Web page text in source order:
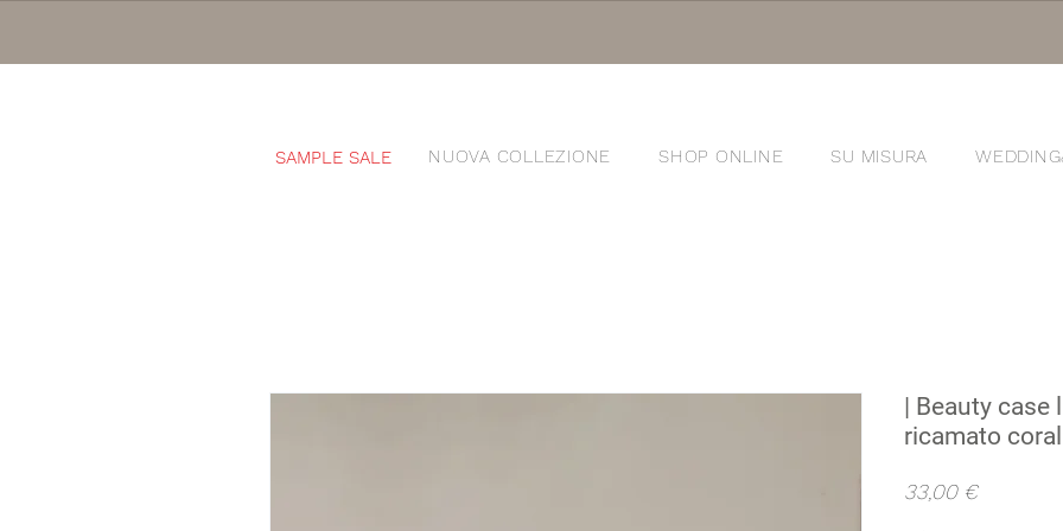
SAMPLE SALE NUOVA COLLEZIONE SHOP ONLINE SU MISURA
| Beauty case
ricamato
33,00 €Prezzo